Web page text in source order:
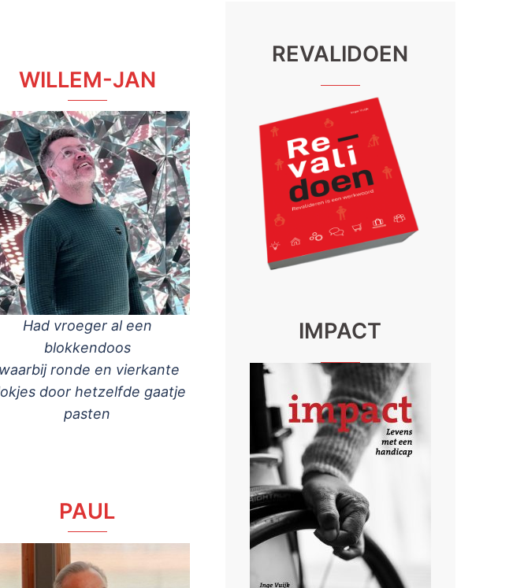
WILLEM-JAN
Had vroeger al een
blokkendoos
waarbij ronde en vierkante
door hetzelfde gaatje
pasten
PAUL
REVALIDOEN
IMPACT